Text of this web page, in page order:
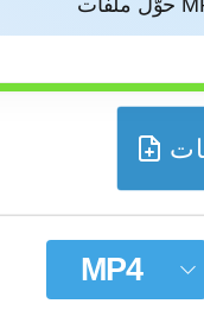
MP4